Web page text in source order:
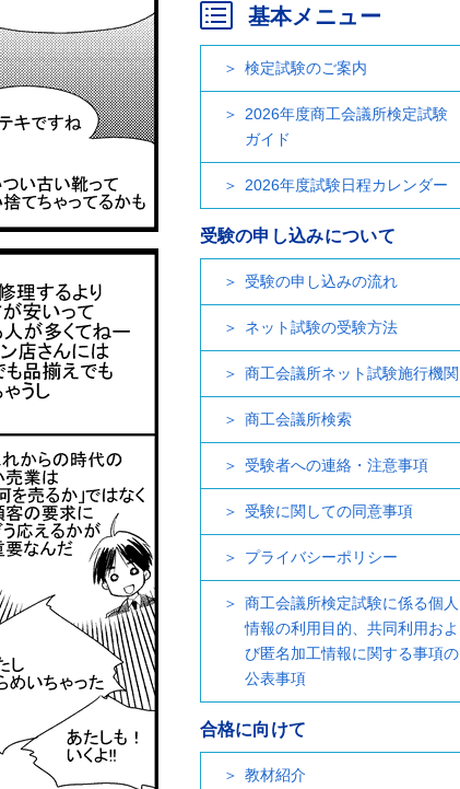
基本メニュー
検定試験のご案内
2026年度商工会議所検定試験
ガイド
2026年度試験日程カレンダー
受験の申し込みについて
受験の申し込みの流れ
ネット試験の受験方法
商工会議所ネット試験施行機関
商工会議所検索
受験者への連絡・注意事項
受験に関しての同意事項
プライバシーポリシー
商工会議所検定試験に係る個人
情報の利用目的、共同利用およ
び匿名加工情報に関する事項の
公表事項
合格に向けて
教材紹介